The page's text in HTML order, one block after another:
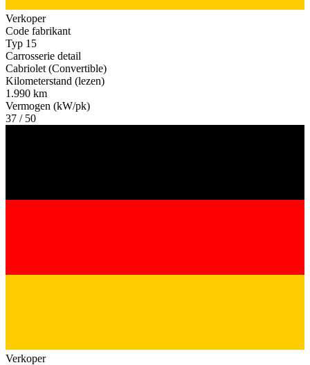
Verkoper
Code fabrikant
Typ 15
Carrosserie detail
Cabriolet (Convertible)
Kilometerstand (lezen)
1.990 km
Vermogen (kW/pk)
37 / 50
Verkoper